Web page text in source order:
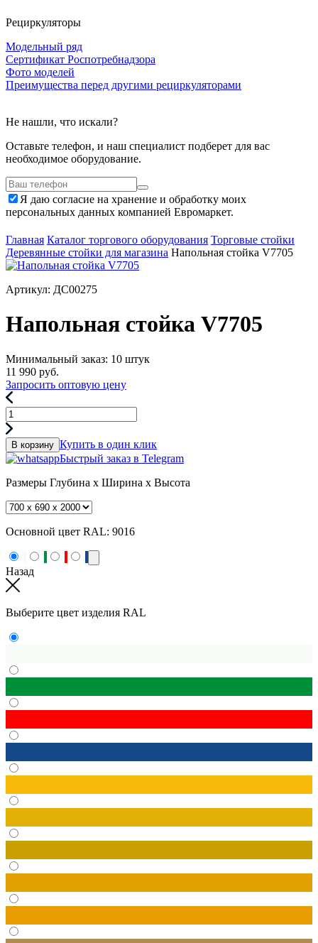
Рециркуляторы
Модельный ряд
Сертификат Роспотребнадзора
Фото моделей
Преимущества перед другими рециркуляторами
Не нашли, что искали?
Оставьте телефон, и наш специалист подберет для вас
необходимое оборудование.
Я даю согласие на хранение и обработку моих
персональных данных компанией Евромаркет.
Главная Каталог торгового оборудования Торговые стойки
Деревянные стойки для магазина Напольная стойка V7705
Артикул: ДС00275
Напольная стойка V7705
Минимальный заказ: 10 штук
11 990 руб.
Запросить оптовую цену
В корзину Купить в один клик
Быстрый заказ в Telegram
Размеры Глубина x Ширина x Высота
Основной цвет RAL: 9016
Назад
Выберите цвет изделия RAL